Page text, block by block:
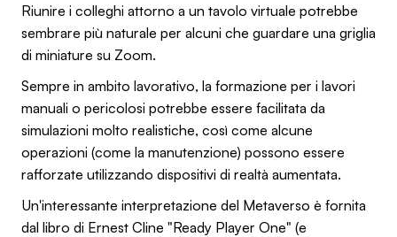
Riunire i colleghi attorno a un tavolo virtuale potrebbe
sembrare più naturale per alcuni che guardare una griglia
di miniature su Zoom.
Sempre in ambito lavorativo, la formazione per i lavori
manuali o pericolosi potrebbe essere facilitata da
simulazioni molto realistiche, così come alcune
operazioni (come la manutenzione) possono essere
rafforzate utilizzando dispositivi di realtà aumentata.
Un'interessante interpretazione del Metaverso è fornita
dal libro di Ernest Cline "Ready Player One" (e